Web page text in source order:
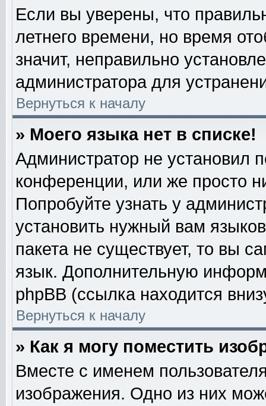
Если вы уверены, что
летнего времени, но время
значит, неправильно
администратора для
Вернуться к началу
» Моего языка нет в списке!
Администратор не установил
конференции, или же просто
Попробуйте узнать у
установить нужный вам
пакета не существует, то вы
язык. Дополнительную
phpBB (ссылка находится
Вернуться к началу
» Как я могу поместить
Вместе с именем
изображения. Одно из них